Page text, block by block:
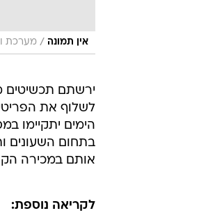
אין תמונה / מערכת
ירשתם תכשיטים
לשלוף את
הימים יתקיימו
בתחום השעונים
אותם במכירה
לקריאה נוספת: